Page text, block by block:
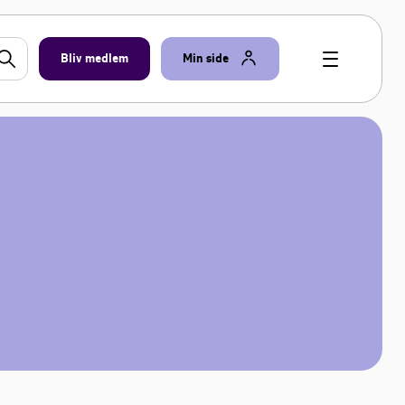
Bliv medlem Min side